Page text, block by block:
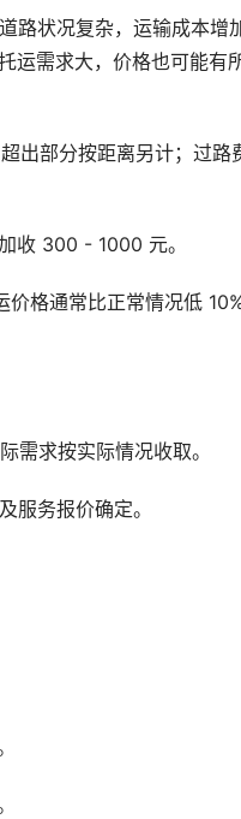
状况复杂，运输成本增加
运需求大，价格也可能有
部分按距离另计；过路
收 300 - 1000 元。
价格通常比正常情况低
需求按实际情况收取。
服务报价确定。